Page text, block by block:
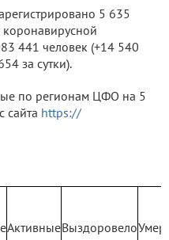
5 635
коронавирусной
441 человек (+14 540
за сутки).
по регионам ЦФО на 5
сайта https://
АктивныеВыздоровело